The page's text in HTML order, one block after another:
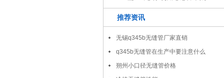
推荐资讯
无锡q345b无缝管厂家直销
q345b无缝管在生产中要注意什么
朔州小口径无缝管价格